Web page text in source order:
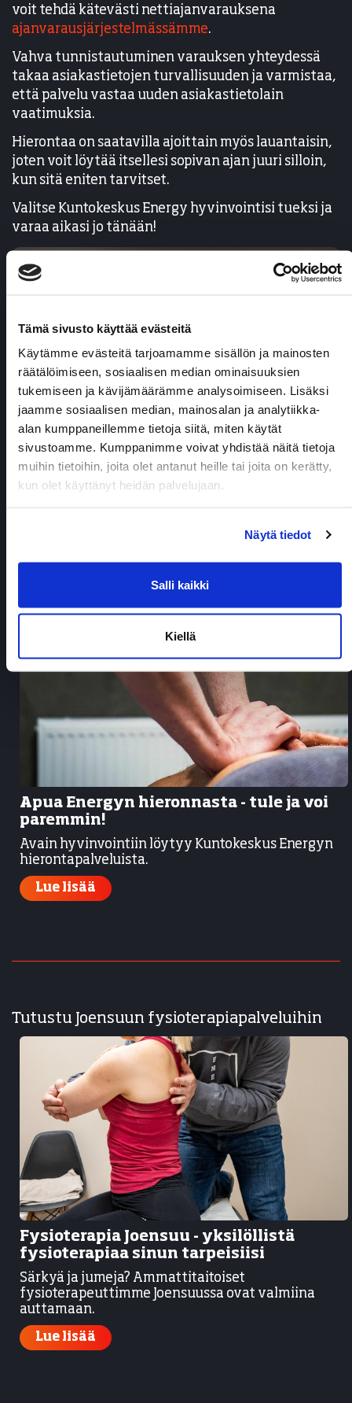
Tämä sivusto käyttää evästeitä
Käytämme evästeitä tarjoamamme sisällön ja mainosten
räätälöimiseen, sosiaalisen median ominaisuuksien
tukemiseen ja kävijämäärämme analysoimiseen. Lisäksi
jaamme sosiaalisen median, mainosalan ja analytiikka-
alan kumppaneillemme tietoja siitä, miten käytät
sivustoamme. Kumppanimme voivat yhdistää näitä tietoja
muihin tietoihin, joita olet antanut heille tai joita on kerätty,
kun olet käyttänyt heidän palvelujaan.
Näytä tiedot
Salli kaikki
Kiellä
voit tehdä kätevästi nettiajanvarauksena
ajanvarausjärjestelmässämme.
Vahva tunnistautuminen varauksen yhteydessä
takaa asiakastietojen turvallisuuden ja varmistaa,
että palvelu vastaa uuden asiakastietolain
vaatimuksia.
Hierontaa on saatavilla ajoittain myös lauantaisin,
joten voit löytää itsellesi sopivan ajan juuri silloin,
kun sitä eniten tarvitset.
Valitse Kuntokeskus Energy hyvinvointisi tueksi ja
varaa aikasi jo tänään!
Varaa aika hierontaan
Energyn hierontapalvelut
Apua Energyn hieronnasta - tule ja voi
paremmin!
Avain hyvinvointiin löytyy Kuntokeskus Energyn
hierontapalveluista.
Lue lisää
Tutustu Joensuun fysioterapiapalveluihin
Fysioterapia Joensuu - yksilöllistä
fysioterapiaa sinun tarpeisiisi
Särkyä ja jumeja? Ammattitaitoiset
fysioterapeuttimme Joensuussa ovat valmiina
auttamaan.
Lue lisää